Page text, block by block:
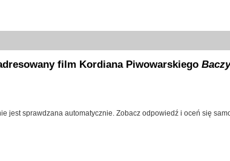
film Kordiana Piwowarskiego
jest sprawdzana automatycznie. Zobacz odpowiedź i oceń się